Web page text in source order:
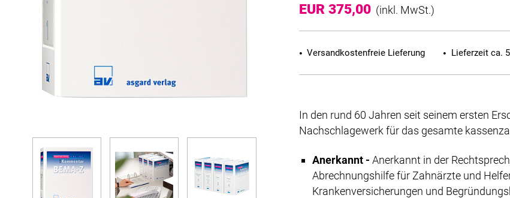
EUR 375,00 (inkl. MwSt.)
Versandkostenfreie Lieferung Lieferzeit ca.
In den rund 60 Jahren seit seinem ersten
Nachschlagewerk für das gesamte
Anerkannt -Anerkannt in der
Abrechnungshilfe für Zahnärzte und
Krankenversicherungen und